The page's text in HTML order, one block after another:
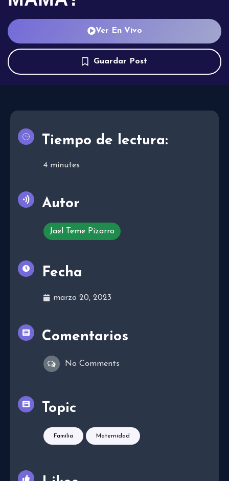
Ver En Vivo
Guardar Post
Tiempo de lectura:
4 minutes
Autor
Jael Teme Pizarro
Fecha
marzo 20, 2023
Comentarios
No Comments
Topic
Familia Maternidad